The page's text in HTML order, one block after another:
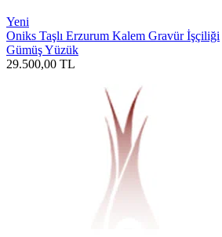
Yeni
Oniks Taşlı Erzurum Kalem Gravür İşçiliği
Gümüş Yüzük
29.500,00 TL